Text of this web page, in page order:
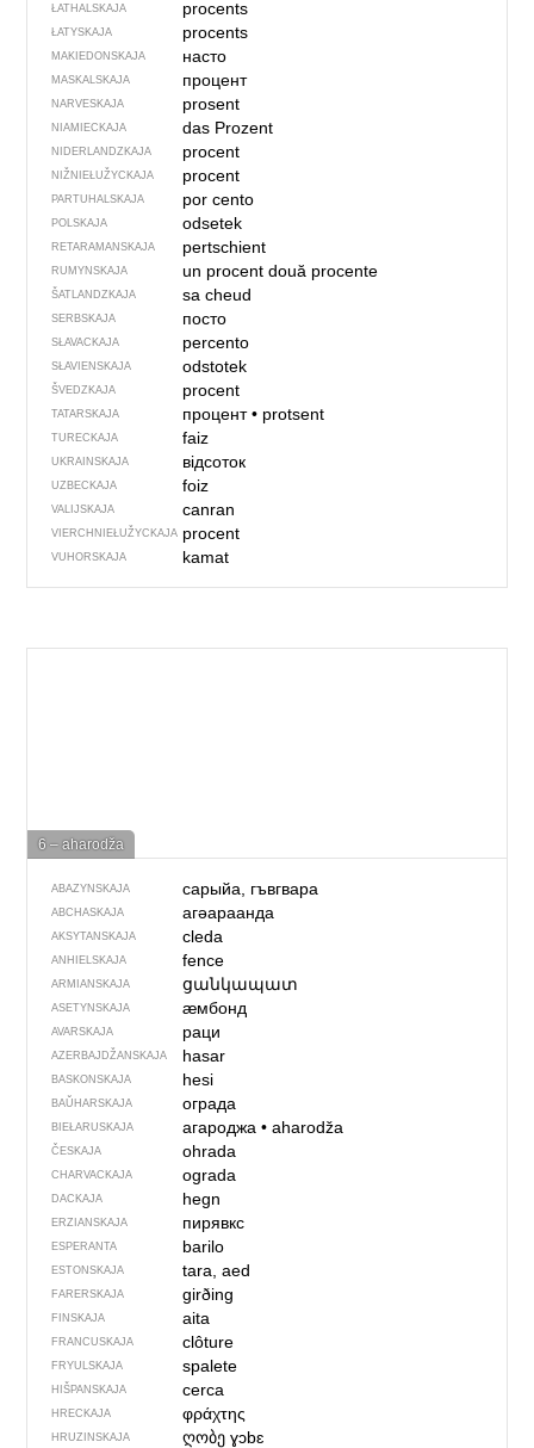
ŁATHALSKAJA procents
ŁATYSKAJA procents
MAKIEDONSKAJA насто
MASKALSKAJA процент
NARVESKAJA prosent
NIAMIECKAJA das Prozent
NIDERLANDZKAJA procent
NIŽNIEŁUŽYCKAJA procent
PARTUHALSKAJA por cento
POLSKAJA odsetek
RETARAMANSKAJA pertschient
RUMYNSKAJA un procentdouă procente
ŠATLANDZKAJA sa cheud
SERBSKAJA посто
SŁAVACKAJA percento
SŁAVIENSKAJA odstotek
ŠVEDZKAJA procent
TATARSKAJA процент• protsent
TURECKAJA faiz
UKRAINSKAJA відсоток
UZBECKAJA foiz
VALIJSKAJA canran
VIERCHNIE­ŁUŽYCKAJA procent
VUHORSKAJA kamat
6 – aharodža
ABAZYNSKAJA сарыйа, гъвгвара
ABCHASKAJA агәараанда
AKSYTANSKAJA cleda
ANHIELSKAJA fence
ARMIANSKAJA ցանկապատ
ASETYNSKAJA ӕмбонд
AVARSKAJA раци
AZERBAJDŽAN­SKAJA hasar
BASKONSKAJA hesi
BAŬHARSKAJA ограда
BIEŁARUSKAJA агароджа• aharodža
ČESKAJA ohrada
CHARVACKAJA ograda
DACKAJA hegn
ERZIANSKAJA пирявкс
ESPERANTA barilo
ESTONSKAJA tara, aed
FARERSKAJA girðing
FINSKAJA aita
FRANCUSKAJA clôture
FRYULSKAJA spalete
HIŠPANSKAJA cerca
HRECKAJA φράχτης
HRUZINSKAJA ღობეɣɔbɛ